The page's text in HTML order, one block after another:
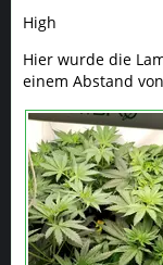
High
Hier wurde die
einem Abstand